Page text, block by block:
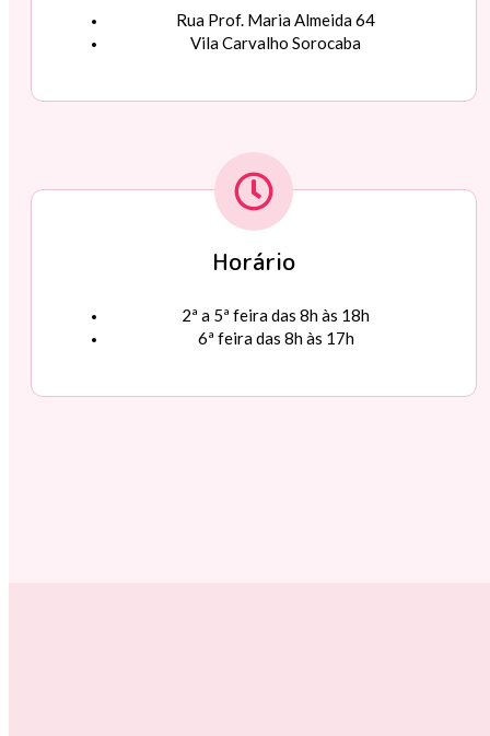
Rua Prof. Maria Almeida 64
Vila Carvalho Sorocaba
Horário
2ª a 5ª feira das 8h às 18h
6ª feira das 8h às 17h